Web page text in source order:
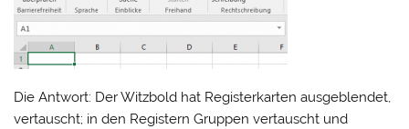
Die Antwort: Der Witzbold hat Registerkarten ausgeblendet,
vertauscht; in den Registern Gruppen vertauscht und